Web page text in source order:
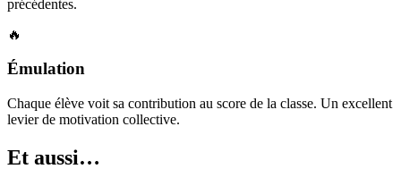
précédentes.
🔥
Émulation
Chaque élève voit sa contribution au score de la classe. Un excellent
levier de motivation collective.
Et aussi…